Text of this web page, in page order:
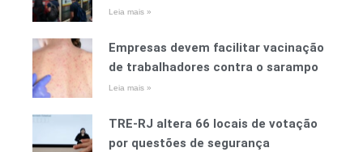
Leia mais »
Empresas devem facilitar vacinação
de trabalhadores contra o sarampo
Leia mais »
TRE-RJ altera 66 locais de votação
por questões de segurança